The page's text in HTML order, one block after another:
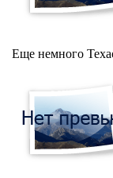
Еще немного